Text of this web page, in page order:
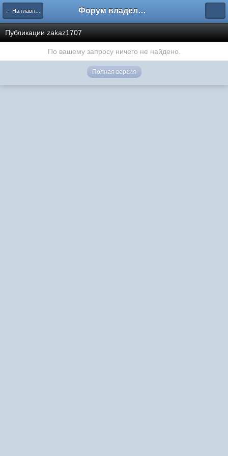
← На главную Форум владельцев интернет-магазинов
Публикации zakaz1707
По вашему запросу ничего не найдено.
Полная версия